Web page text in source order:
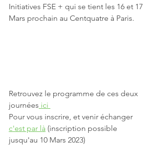
Initiatives FSE + qui se tient les 16 et 17
Mars prochain au Centquatre à Paris.
Retrouvez le programme de ces deux
journées ici
Pour vous inscrire, et venir échanger
c'est par là (inscription possible
jusqu'au 10 Mars 2023)